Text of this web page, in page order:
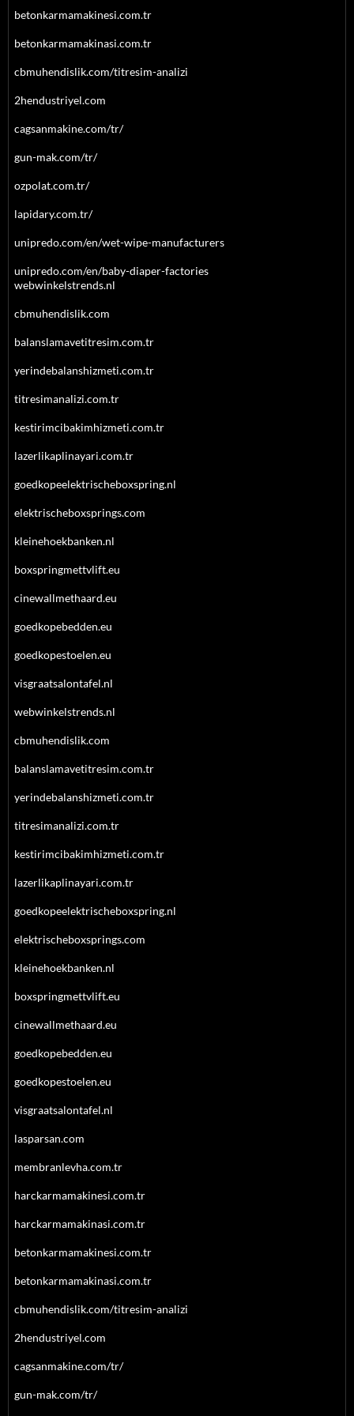
betonkarmamakinesi.com.tr
betonkarmamakinasi.com.tr
cbmuhendislik.com/titresim-analizi
2hendustriyel.com
cagsanmakine.com/tr/
gun-mak.com/tr/
ozpolat.com.tr/
lapidary.com.tr/
unipredo.com/en/wet-wipe-manufacturers
unipredo.com/en/baby-diaper-factories
webwinkelstrends.nl
cbmuhendislik.com
balanslamavetitresim.com.tr
yerindebalanshizmeti.com.tr
titresimanalizi.com.tr
kestirimcibakimhizmeti.com.tr
lazerlikaplinayari.com.tr
goedkopeelektrischeboxspring.nl
elektrischeboxsprings.com
kleinehoekbanken.nl
boxspringmettvlift.eu
cinewallmethaard.eu
goedkopebedden.eu
goedkopestoelen.eu
visgraatsalontafel.nl
webwinkelstrends.nl
cbmuhendislik.com
balanslamavetitresim.com.tr
yerindebalanshizmeti.com.tr
titresimanalizi.com.tr
kestirimcibakimhizmeti.com.tr
lazerlikaplinayari.com.tr
goedkopeelektrischeboxspring.nl
elektrischeboxsprings.com
kleinehoekbanken.nl
boxspringmettvlift.eu
cinewallmethaard.eu
goedkopebedden.eu
goedkopestoelen.eu
visgraatsalontafel.nl
lasparsan.com
membranlevha.com.tr
harckarmamakinesi.com.tr
harckarmamakinasi.com.tr
betonkarmamakinesi.com.tr
betonkarmamakinasi.com.tr
cbmuhendislik.com/titresim-analizi
2hendustriyel.com
cagsanmakine.com/tr/
gun-mak.com/tr/